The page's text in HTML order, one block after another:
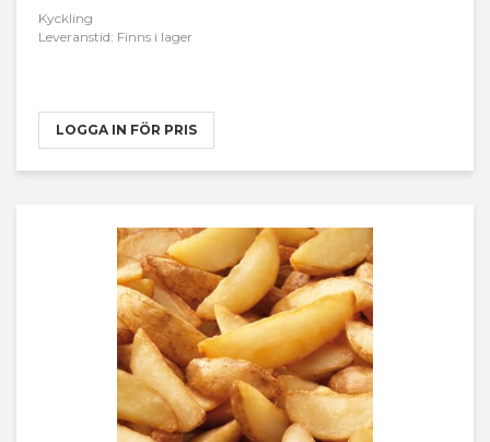
Kyckling
Leveranstid: Finns i lager
LOGGA IN FÖR PRIS